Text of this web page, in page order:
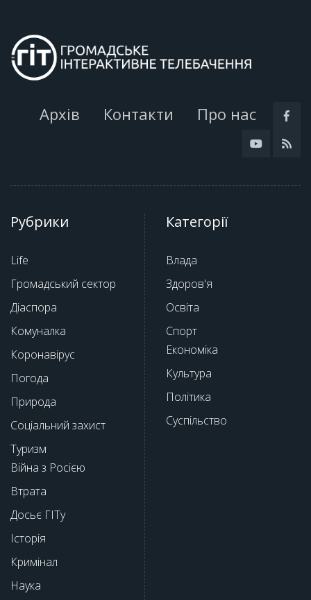
Архів Контакти Про нас
Рубрики
Life
Громадський сектор
Діаспора
Комуналка
Коронавірус
Погода
Природа
Соціальний захист
Туризм
Війна з Росією
Втрата
Досьє ГІТу
Історія
Кримінал
Наука
Категорії
Влада
Здоров'я
Освіта
Спорт
Економіка
Культура
Політика
Суспільство